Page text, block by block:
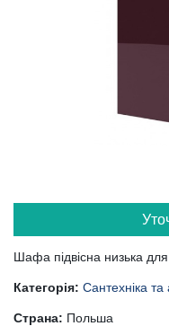
Шафа підвісна низька
Категорія: Сантехніка та
Страна: Польша